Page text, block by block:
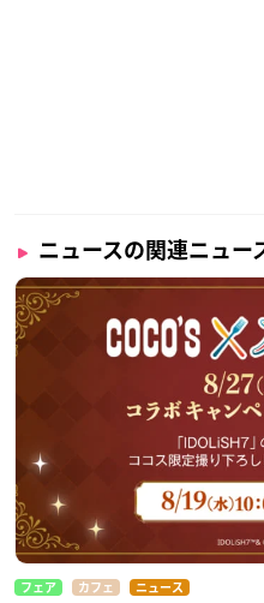
ニュースの関連ニュー
フェア カフェ ニュース